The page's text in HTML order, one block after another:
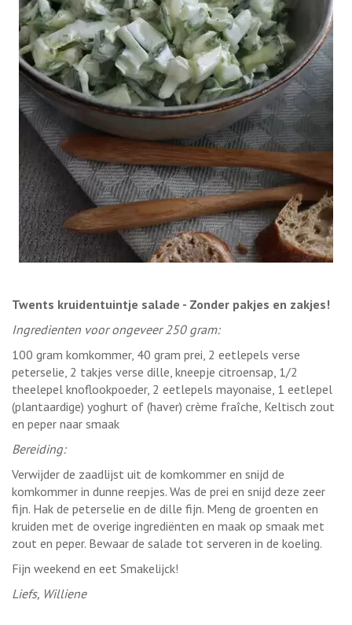
Twents kruidentuintje salade - Zonder pakjes en zakjes!
Ingredienten voor ongeveer 250 gram:
100 gram komkommer, 40 gram prei, 2 eetlepels verse
peterselie, 2 takjes verse dille, kneepje citroensap, 1/2
theelepel knoflookpoeder, 2 eetlepels mayonaise, 1 eetlepel
(plantaardige) yoghurt of (haver) crème fraîche, Keltisch zout
en peper naar smaak
Bereiding:
Verwijder de zaadlijst uit de komkommer en snijd de
komkommer in dunne reepjes. Was de prei en snijd deze zeer
fijn. Hak de peterselie en de dille fijn. Meng de groenten en
kruiden met de overige ingrediënten en maak op smaak met
zout en peper. Bewaar de salade tot serveren in de koeling.
Fijn weekend en eet Smakelijck!
Liefs, Williene